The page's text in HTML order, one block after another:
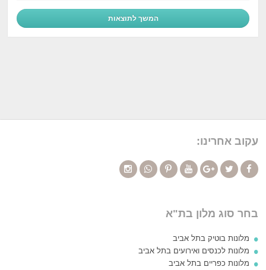
עקוב אחרינו:
בחר סוג מלון בת"א
מלונות בוטיק בתל אביב
מלונות לכנסים ואירועים בתל אביב
מלונות כפריים בתל אביב